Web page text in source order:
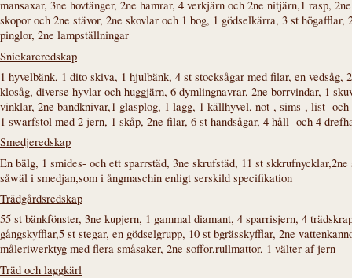
mansaxar, 3ne hovtänger, 2ne hamrar, 4 verkjärn och 2ne nitjärn,1 rasp,
skopor och 2ne stävor, 2ne skovlar och 1 bog, 1 gödselkärra, 3 st
pinglor, 2ne lampställningar
Snickareredskap
1 hyvelbänk, 1 dito skiva, 1 hjulbänk, 4 st stocksågar med filar, en vedsåg,
klosåg, diverse hyvlar och huggjärn, 6 dymlingnavrar, 2ne borrvindar, 1
vinklar, 2ne bandknivar,1 glasplog, 1 lagg, 1 källhyvel, not-, sims-, list-
1 swarfstol med 2 jern, 1 skåp, 2ne filar, 6 st handsågar, 4 håll- och 4
Smedjeredskap
En bälg, 1 smides- och ett sparrstäd, 3ne skrufstäd, 11 st
såwäl i smedjan,som i ångmaschin enligt serskild specifikation
Trädgårdsredskap
55 st bänkfönster, 3ne kupjern, 1 gammal diamant, 4 sparrisjern, 4
gångskyfflar,5 st stegar, en gödselgrupp, 10 st bgrässkyfflar, 2ne
måleriwerktyg med flera småsaker, 2ne soffor,rullmattor, 1 välter af jern
Träd och laggkärl